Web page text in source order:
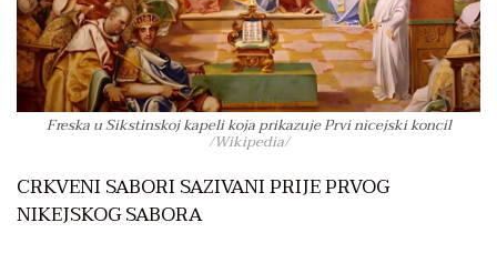
Freska u Sikstinskoj kapeli koja prikazuje Prvi nicejski koncil
/Wikipedia/
CRKVENI SABORI SAZIVANI PRIJE PRVOG
NIKEJSKOG SABORA